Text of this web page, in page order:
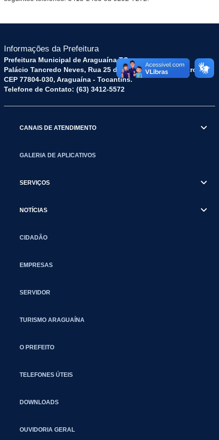
Informações da Prefeitura
Prefeitura Municipal de Araguaína TO
Palácio Tancredo Neves, Rua 25 de Dezembro, 52 - Centro
CEP 77804-030, Araguaína - Tocantins.
Telefone de Contato: (63) 3412-5572
CANAIS DE ATENDIMENTO
GALERIA DE APLICATIVOS
SERVIÇOS
NOTÍCIAS
CIDADÃO
EMPRESAS
SERVIDOR
TURISMO ARAGUAÍNA
O PREFEITO
TELEFONES ÚTEIS
DOWNLOADS
OUVIDORIA GERAL